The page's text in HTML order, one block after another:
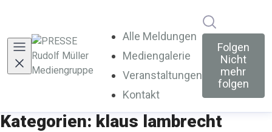
Alle Meldungen
Mediengalerie
Veranstaltungen
Kontakt
Folgen
Nicht
mehr
folgen
Kategorien: klaus lambrecht